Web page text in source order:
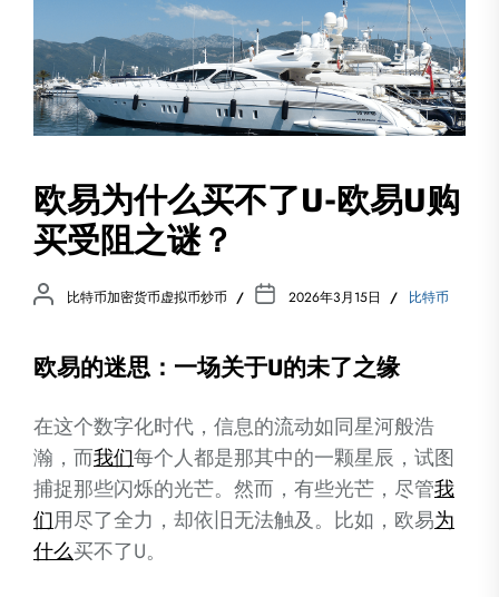
欧易为什么买不了U-欧易U购
买受阻之谜？
比特币加密货币虚拟币炒币 2026年3月15日 比特币
欧易的迷思：一场关于U的未了之缘
在这个数字化时代，信息的流动如同星河般浩
瀚，而我们每个人都是那其中的一颗星辰，试图
捕捉那些闪烁的光芒。然而，有些光芒，尽管我
们用尽了全力，却依旧无法触及。比如，欧易为
什么买不了U。